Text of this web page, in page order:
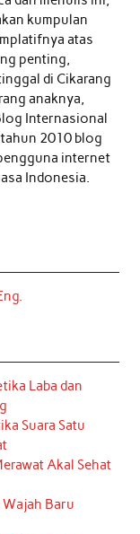
kumpulan
atas
penting,
di Cikarang
anaknya,
Internasional
2010 blog
internet
Indonesia.
Laba dan
Suara Satu
Akal Sehat
Baru